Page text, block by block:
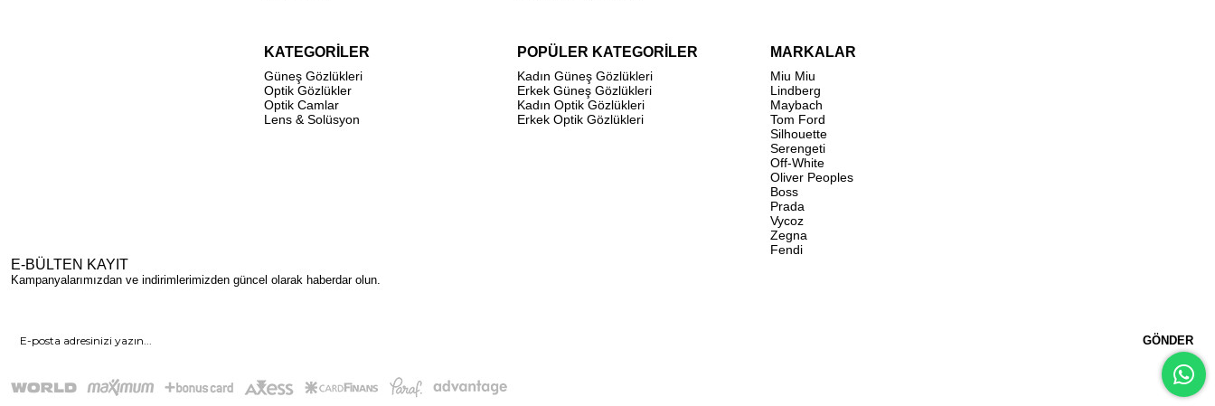
KATEGORİLER
Güneş Gözlükleri
Optik Gözlükler
Optik Camlar
Lens & Solüsyon
POPÜLER KATEGORİLER
Kadın Güneş Gözlükleri
Erkek Güneş Gözlükleri
Kadın Optik Gözlükleri
Erkek Optik Gözlükleri
MARKALAR
Miu Miu
Lindberg
Maybach
Tom Ford
Silhouette
Serengeti
Off-White
Oliver Peoples
Boss
Prada
Vycoz
Zegna
Fendi
E-BÜLTEN KAYIT
Kampanyalarımızdan ve indirimlerimizden güncel olarak haberdar olun.
GÖNDER